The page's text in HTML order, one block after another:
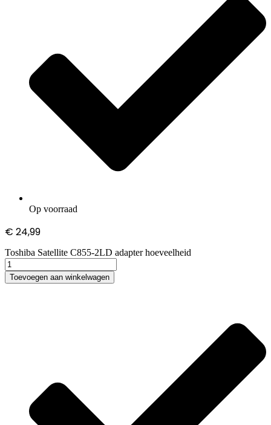
Op voorraad
€ 24,99
Toshiba Satellite C855-2LD adapter hoeveelheid
Toevoegen aan winkelwagen